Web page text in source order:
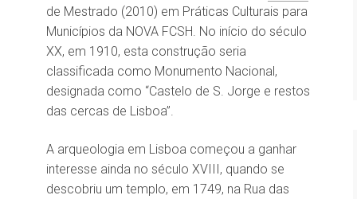
de Mestrado (2010) em Práticas Culturais para
Municípios da NOVA FCSH. No início do século
XX, em 1910, esta construção seria
classificada como Monumento Nacional,
designada como “Castelo de S. Jorge e restos
das cercas de Lisboa”.
A arqueologia em Lisboa começou a ganhar
interesse ainda no século XVIII, quando se
descobriu um templo, em 1749, na Rua das